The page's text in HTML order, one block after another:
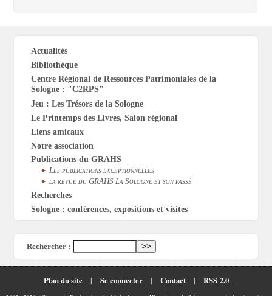
Actualités
Bibliothèque
Centre Régional de Ressources Patrimoniales de la
Sologne : "C2RPS"
Jeu : Les Trésors de la Sologne
Le Printemps des Livres, Salon régional
Liens amicaux
Notre association
Publications du GRAHS
Les publications exceptionnelles
la revue du GRAHS La Sologne et son passé
Recherches
Sologne : conférences, expositions et visites
Rechercher :
Plan du site | Se connecter | Contact | RSS 2.0